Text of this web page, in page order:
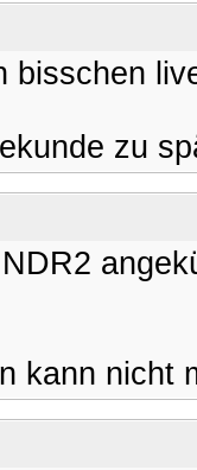
bisschen
zu
kann nicht